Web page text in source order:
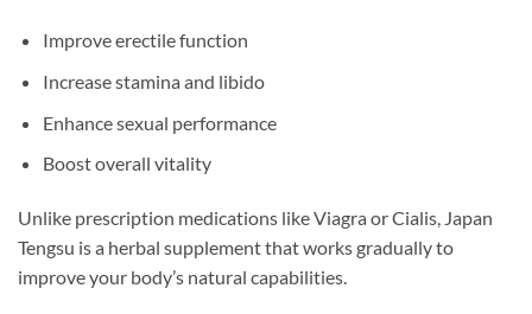
Improve erectile function
Increase stamina and libido
Enhance sexual performance
Boost overall vitality
Unlike prescription medications like Viagra or Cialis, Japan
Tengsu is a herbal supplement that works gradually to
improve your body’s natural capabilities.